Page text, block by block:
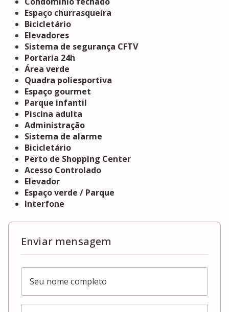
Espaço churrasqueira
Bicicletário
Elevadores
Sistema de segurança CFTV
Portaria 24h
Área verde
Quadra poliesportiva
Espaço gourmet
Parque infantil
Piscina adulta
Administração
Sistema de alarme
Bicicletário
Perto de Shopping Center
Acesso Controlado
Elevador
Espaço verde / Parque
Interfone
Enviar mensagem